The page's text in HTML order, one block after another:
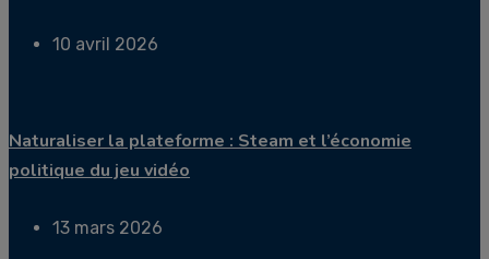
10 avril 2026
Naturaliser la plateforme : Steam et l’économie
politique du jeu vidéo
13 mars 2026